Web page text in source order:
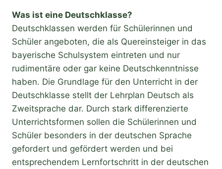
Was ist eine Deutschklasse?
Deutschklassen werden für Schülerinnen und
Schüler angeboten, die als Quereinsteiger in das
bayerische Schulsystem eintreten und nur
rudimentäre oder gar keine Deutschkenntnisse
haben. Die Grundlage für den Unterricht in der
Deutschklasse stellt der Lehrplan Deutsch als
Zweitsprache dar. Durch stark differenzierte
Unterrichtsformen sollen die Schülerinnen und
Schüler besonders in der deutschen Sprache
gefordert und gefördert werden und bei
entsprechendem Lernfortschritt in der deutschen